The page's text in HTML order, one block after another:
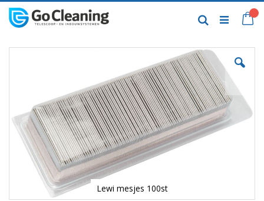
Skip
to
Content
Search
images
gallery
Lewi mesjes 100st